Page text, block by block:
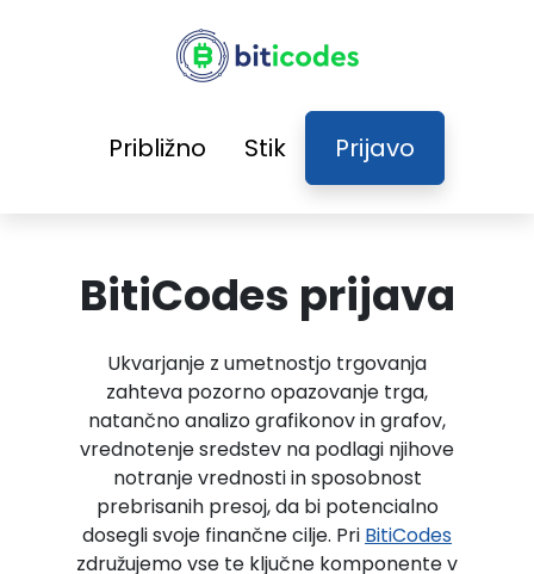
Približno Stik Prijavo
BitiCodes prijava
Ukvarjanje z umetnostjo trgovanja
zahteva pozorno opazovanje trga,
natančno analizo grafikonov in grafov,
vrednotenje sredstev na podlagi njihove
notranje vrednosti in sposobnost
prebrisanih presoj, da bi potencialno
dosegli svoje finančne cilje. Pri BitiCodes
združujemo vse te ključne komponente v